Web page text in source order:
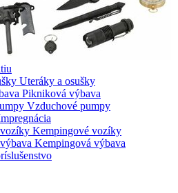
Uteráky a osušky
Pikniková výbava
Vzduchové pumpy
Kempingové vozíky
Kempingová výbava